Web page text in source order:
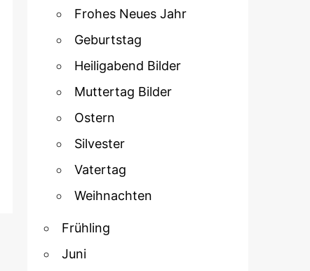
Frohes Neues Jahr
Geburtstag
Heiligabend Bilder
Muttertag Bilder
Ostern
Silvester
Vatertag
Weihnachten
Frühling
Juni